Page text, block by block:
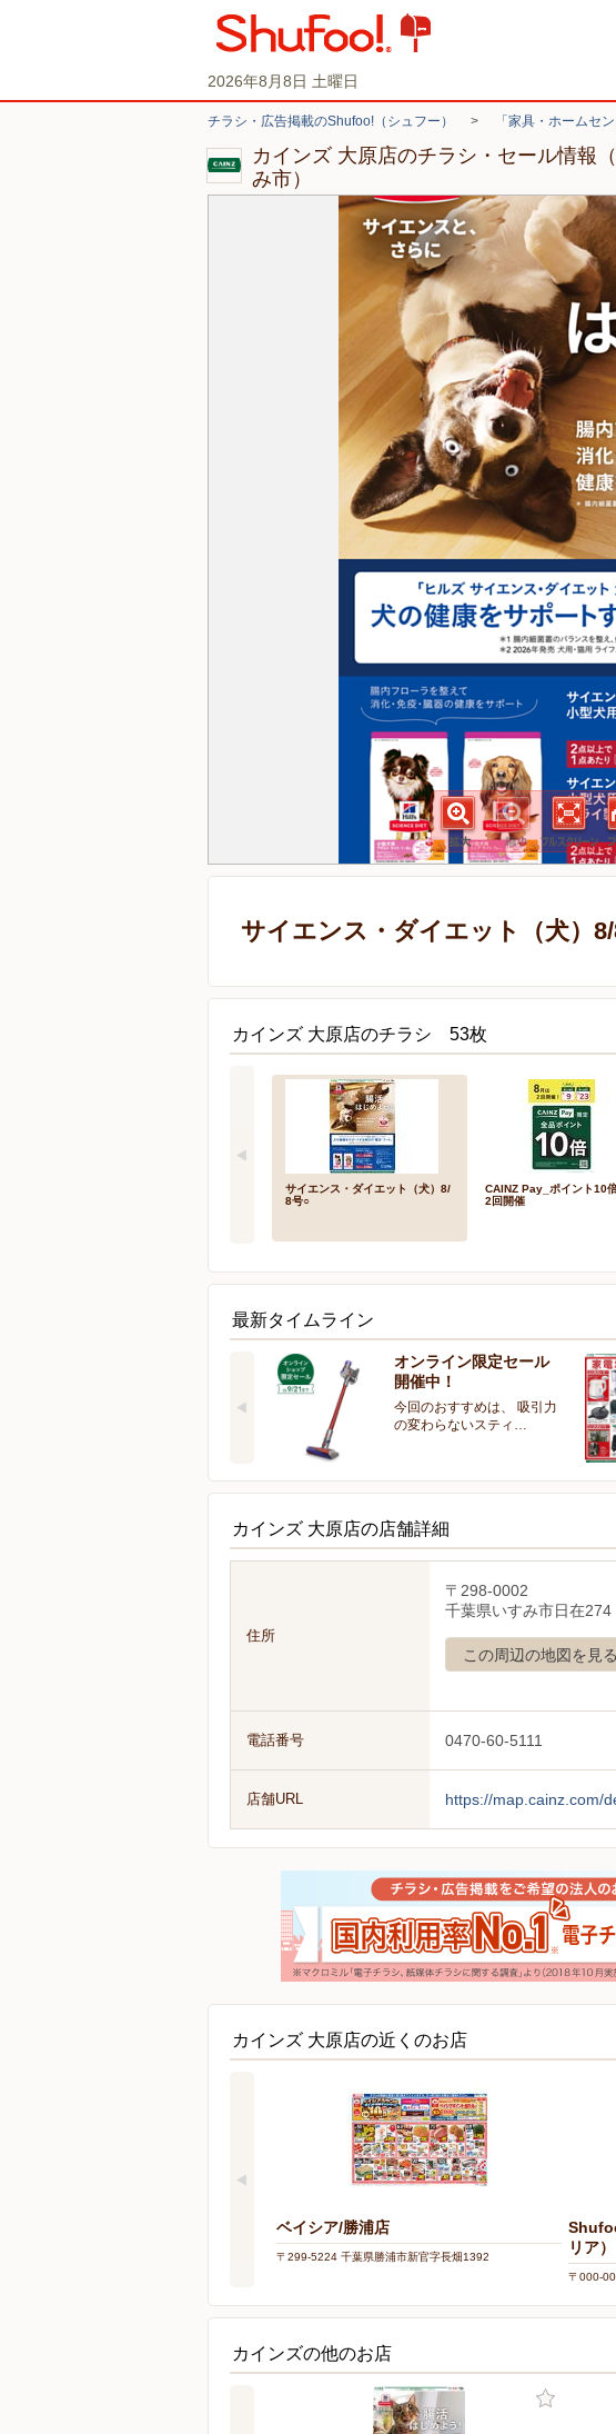
2026年8月8日 土曜日
チラシ・広告掲載のShufoo!（シュフー） > 「家具・ホームセ
カインズ 大原店のチラシ・セール情報
み市）
サイエンス・ダイエット（犬）
カインズ 大原店のチラシ 53枚
サイエンス・ダイエット（犬）8/
8号○
CAINZ Pay_ポイント10
2回開催
最新タイムライン
オンライン限定セール
開催中！
今回のおすすめは、 吸引力
の変わらないスティ…
カインズ 大原店の店舗詳細
住所
〒298-0002
千葉県いすみ市日在274
この周辺の地図を見る
電話番号 0470-60-5111
店舗URL https://map.cainz.com/
カインズ 大原店の近くのお店
ベイシア/勝浦店
〒299-5224 千葉県勝浦市新官字長畑1392
リア）
〒000-
カインズの他のお店